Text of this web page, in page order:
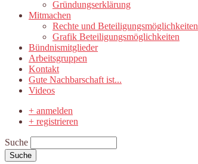
Gründungserklärung
Mitmachen
Rechte und Beteiligungsmöglichkeiten
Grafik Beteiligungsmöglichkeiten
Bündnismitglieder
Arbeitsgruppen
Kontakt
Gute Nachbarschaft ist...
Videos
+ anmelden
+ registrieren
Suche